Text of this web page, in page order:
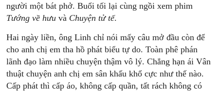
người một bát phở. Buổi tối lại cùng ngồi xem phim
Tướng về hưu và Chuyện tử tế.
Hai ngày liền, ông Linh chỉ nói mấy câu mở đầu còn để
cho anh chị em tha hồ phát biểu tự do. Toàn phê phán
lãnh đạo làm nhiều chuyện thậm vô lý. Chẳng hạn ái Vân
thuật chuyện anh chị em sân khấu khổ cực như thế nào.
Cấp phát thì cấp áo, không cấp quần, tất rách không có